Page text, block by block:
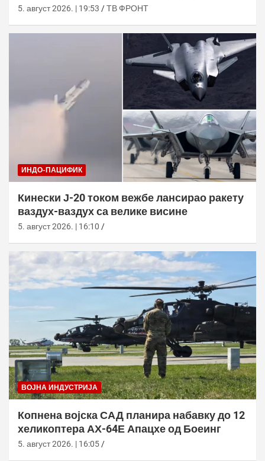
5. август 2026. | 19:53 ТВ ФРОНТ
ИНДО-ПАЦИФИК
Кинески Ј-20 током вежбе лансирао ракету
ваздух-ваздух са велике висине
5. август 2026. | 16:10
ВОЈНА ИНДУСТРИЈА
Копнена војска САД планира набавку до 12
хеликоптера АХ-64Е Апацхе од Боеинг
5. август 2026. | 16:05